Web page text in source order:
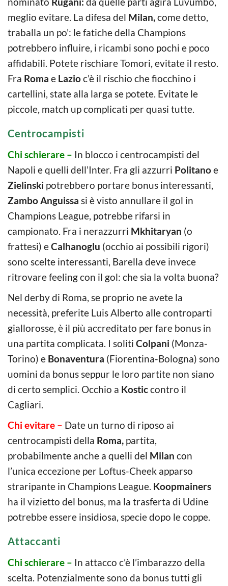
meglio evitare. La difesa del Milan,come detto,
traballa un po’: le fatiche della Champions
potrebbero influire, i ricambi sono pochi e poco
affidabili. Potete rischiare Tomori, evitate il resto.
Fra Roma e Lazioc’è il rischio che fiocchino i
cartellini, state alla larga se potete. Evitate le
piccole, match up complicati per quasi tutte.
Centrocampisti
Chi schierare – In blocco i centrocampisti del
Napoli e quelli dell’Inter. Fra gli azzurri Politanoe
Zielinski potrebbero portare bonus interessanti,
Zambo Anguissa si è visto annullare il gol in
Champions League, potrebbe rifarsi in
campionato. Fra i nerazzurri Mkhitaryan (o
frattesi) eCalhanoglu (occhio ai possibili rigori)
sono scelte interessanti, Barella deve invece
ritrovare feeling con il gol: che sia la volta buona?
Nel derby di Roma, se proprio ne avete la
necessità, preferite Luis Alberto alle controparti
giallorosse, è il più accreditato per fare bonus in
una partita complicata. I soliti Colpani (Monza-
Torino) e Bonaventura (Fiorentina-Bologna) sono
uomini da bonus seppur le loro partite non siano
di certo semplici. Occhio a Kosticcontro il
Cagliari.
Chi evitare – Date un turno di riposo ai
centrocampisti della Roma, partita,
probabilmente anche a quelli del Milan con
l’unica eccezione per Loftus-Cheek apparso
straripante in Champions League. Koopmainers
ha il vizietto del bonus, ma la trasferta di Udine
potrebbe essere insidiosa, specie dopo le coppe.
Attaccanti
Chi schierare – In attacco c’è l’imbarazzo della
scelta. Potenzialmente sono da bonus tutti gli